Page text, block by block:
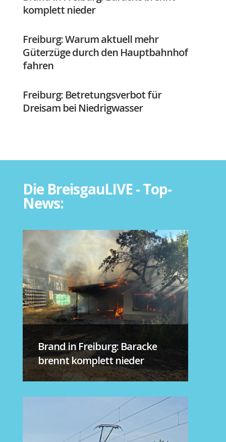
komplett nieder
Freiburg: Warum aktuell mehr
Güterzüge durch den Hauptbahnhof
fahren
Freiburg: Betretungsverbot für
Dreisam bei Niedrigwasser
Die BreisgauLIVE - Top-
News:
Brand in Freiburg: Baracke
brennt komplett nieder